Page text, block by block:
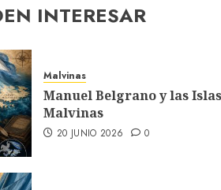
INTERESAR
Malvinas
Manuel Belgrano y las Islas
Malvinas
20 JUNIO 2026 0